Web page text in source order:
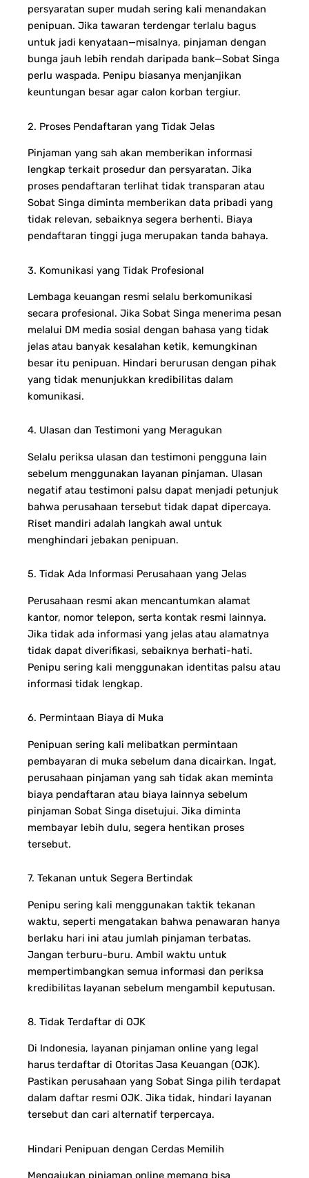
persyaratan super mudah sering kali menandakan
penipuan. Jika tawaran terdengar terlalu bagus
untuk jadi kenyataan—misalnya, pinjaman dengan
bunga jauh lebih rendah daripada bank—Sobat Singa
perlu waspada. Penipu biasanya menjanjikan
keuntungan besar agar calon korban tergiur.
2. Proses Pendaftaran yang Tidak Jelas
Pinjaman yang sah akan memberikan informasi
lengkap terkait prosedur dan persyaratan. Jika
proses pendaftaran terlihat tidak transparan atau
Sobat Singa diminta memberikan data pribadi yang
tidak relevan, sebaiknya segera berhenti. Biaya
pendaftaran tinggi juga merupakan tanda bahaya.
3. Komunikasi yang Tidak Profesional
Lembaga keuangan resmi selalu berkomunikasi
secara profesional. Jika Sobat Singa menerima pesan
melalui DM media sosial dengan bahasa yang tidak
jelas atau banyak kesalahan ketik, kemungkinan
besar itu penipuan. Hindari berurusan dengan pihak
yang tidak menunjukkan kredibilitas dalam
komunikasi.
4. Ulasan dan Testimoni yang Meragukan
Selalu periksa ulasan dan testimoni pengguna lain
sebelum menggunakan layanan pinjaman. Ulasan
negatif atau testimoni palsu dapat menjadi petunjuk
bahwa perusahaan tersebut tidak dapat dipercaya.
Riset mandiri adalah langkah awal untuk
menghindari jebakan penipuan.
5. Tidak Ada Informasi Perusahaan yang Jelas
Perusahaan resmi akan mencantumkan alamat
kantor, nomor telepon, serta kontak resmi lainnya.
Jika tidak ada informasi yang jelas atau alamatnya
tidak dapat diverifikasi, sebaiknya berhati-hati.
Penipu sering kali menggunakan identitas palsu atau
informasi tidak lengkap.
6. Permintaan Biaya di Muka
Penipuan sering kali melibatkan permintaan
pembayaran di muka sebelum dana dicairkan. Ingat,
perusahaan pinjaman yang sah tidak akan meminta
biaya pendaftaran atau biaya lainnya sebelum
pinjaman Sobat Singa disetujui. Jika diminta
membayar lebih dulu, segera hentikan proses
tersebut.
7. Tekanan untuk Segera Bertindak
Penipu sering kali menggunakan taktik tekanan
waktu, seperti mengatakan bahwa penawaran hanya
berlaku hari ini atau jumlah pinjaman terbatas.
Jangan terburu-buru. Ambil waktu untuk
mempertimbangkan semua informasi dan periksa
kredibilitas layanan sebelum mengambil keputusan.
8. Tidak Terdaftar di OJK
Di Indonesia, layanan pinjaman online yang legal
harus terdaftar di Otoritas Jasa Keuangan (OJK).
Pastikan perusahaan yang Sobat Singa pilih terdapat
dalam daftar resmi OJK. Jika tidak, hindari layanan
tersebut dan cari alternatif terpercaya.
Hindari Penipuan dengan Cerdas Memilih
Mengajukan pinjaman online memang bisa